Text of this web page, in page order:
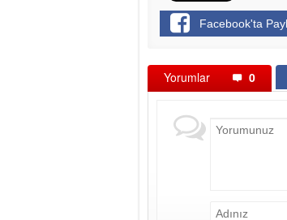
Facebook'ta
Yorumlar 0